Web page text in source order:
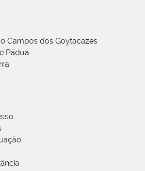
Campos dos Goytacazes
Pádua